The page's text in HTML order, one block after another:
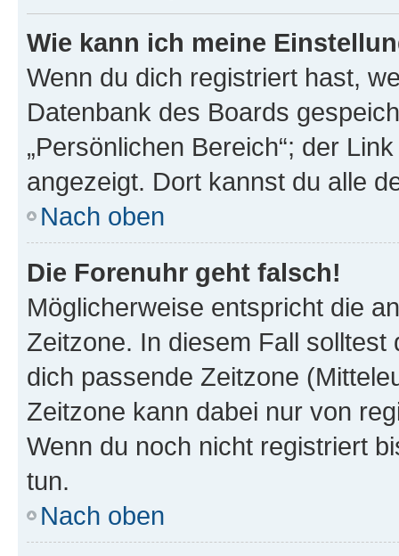
Wie kann ich meine
Wenn du dich registriert hast,
Datenbank des Boards
„Persönlichen Bereich“; der
angezeigt. Dort kannst du alle
Nach oben
Die Forenuhr geht falsch!
Möglicherweise entspricht die
Zeitzone. In diesem Fall solltest
dich passende Zeitzone
Zeitzone kann dabei nur von
Wenn du noch nicht registriert
tun.
Nach oben